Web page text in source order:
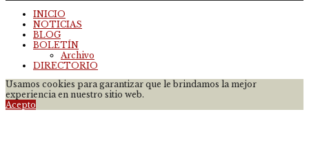
INICIO
NOTICIAS
BLOG
BOLETÍN
Archivo
DIRECTORIO
Usamos cookies para garantizar que le brindamos la mejor
experiencia en nuestro sitio web.
Acepto